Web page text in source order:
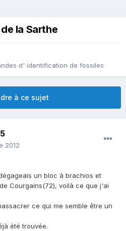
la Sarthe
d' identification de fossiles
à ce sujet
2012
un bloc à brachios et
Courgains(72), voilà ce que j'ai
ce qui me semble être un
été trouvée.